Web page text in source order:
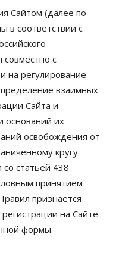
Сайтом (далее по
в соответствии с
совместно с
на регулирование
взаимных
Сайта и
оснований их
освобождения от
кругу
со статьей 438
принятием
признается
на Сайте
формы.